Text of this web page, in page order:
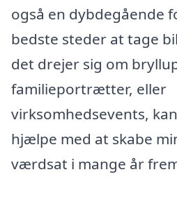
også en dybdegående
bedste steder at tage
det drejer sig om
familieportrætter, eller
virksomhedsevents,
hjælpe med at skabe
værdsat i mange år